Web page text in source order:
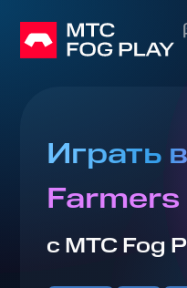
Играть
Farmers
с МТС Fog